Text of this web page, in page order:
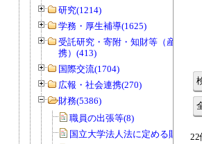
研究(1214)
学務・厚生補導(1625)
受託研究・寄附・知財等（産官学連
携）(413)
国際交流(1704)
広報・社会連携(270)
財務(5386)
職員の出張等(8)
国立大学法人法に定める財務諸22